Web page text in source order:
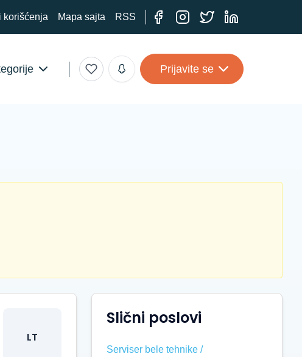
korišćenja Mapa sajta RSS
Prijavite se
LT
Slični poslovi
Serviser bele tehnike /